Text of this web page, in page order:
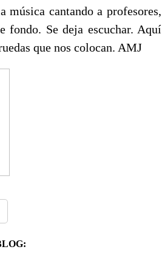
cantando a profesores,
fondo. Se deja escuchar. Aquí
que nos colocan. AMJ